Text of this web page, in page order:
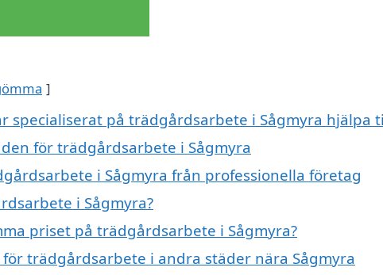
specialiserat på trädgårdsarbete i Sågmyra hjälpa
för trädgårdsarbete i Sågmyra
i Sågmyra från professionella företag
i Sågmyra?
priset på trädgårdsarbete i Sågmyra?
trädgårdsarbete i andra städer nära Sågmyra